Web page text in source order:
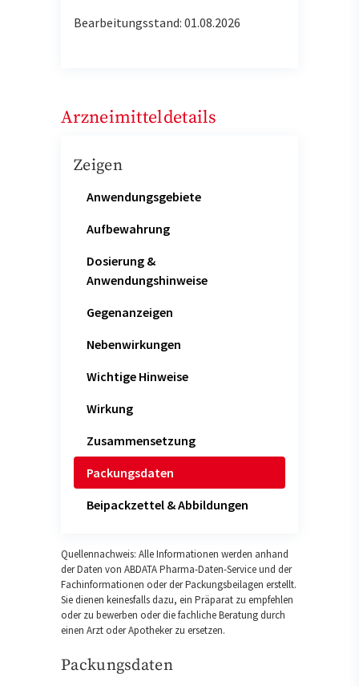
Bearbeitungsstand: 01.08.2026
Arzneimitteldetails
Zeigen
Anwendungsgebiete
Aufbewahrung
Dosierung &
Anwendungshinweise
Gegenanzeigen
Nebenwirkungen
Wichtige Hinweise
Wirkung
Zusammensetzung
Packungsdaten
Beipackzettel & Abbildungen
Quellennachweis: Alle Informationen werden anhand
der Daten von ABDATA Pharma-Daten-Service und der
Fachinformationen oder der Packungsbeilagen erstellt.
Sie dienen keinesfalls dazu, ein Präparat zu empfehlen
oder zu bewerben oder die fachliche Beratung durch
einen Arzt oder Apotheker zu ersetzen.
Packungsdaten